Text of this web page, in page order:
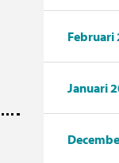
Februari
Januari